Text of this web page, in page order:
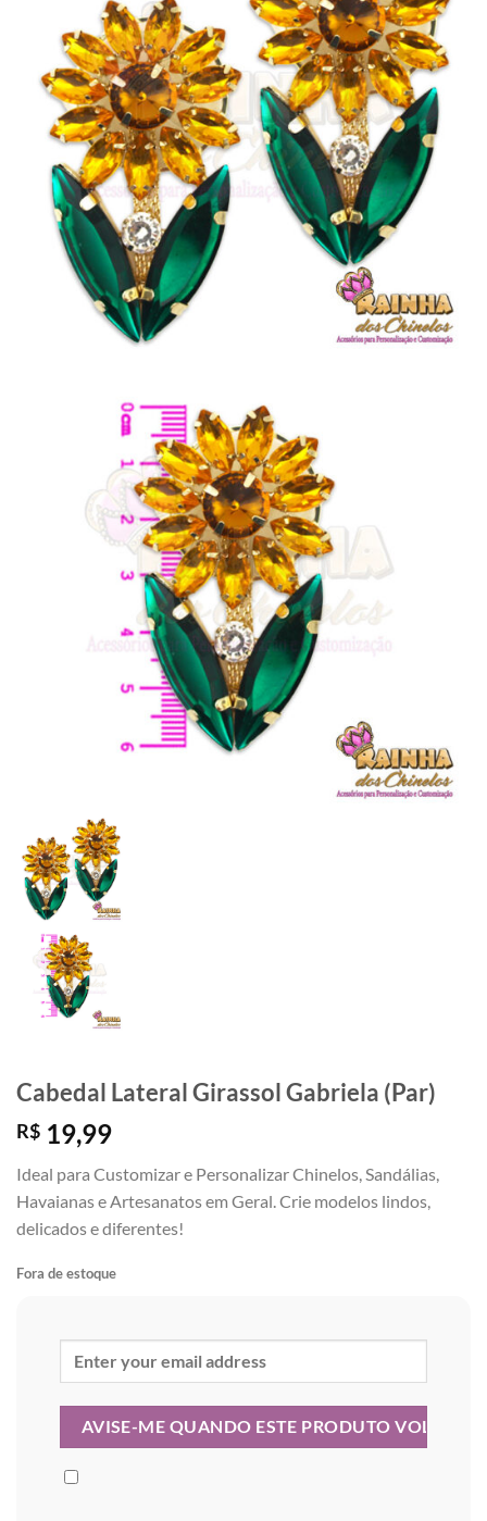
Cabedal Lateral Girassol Gabriela (Par)
R$ 19,99
Ideal para Customizar e Personalizar Chinelos, Sandálias,
Havaianas e Artesanatos em Geral. Crie modelos lindos,
delicados e diferentes!
Fora de estoque